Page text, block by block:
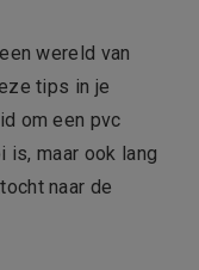
wereld van
tips in je
om een pvc
maar ook lang
naar de